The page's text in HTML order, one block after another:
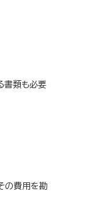
書類も必要
の費用を勘